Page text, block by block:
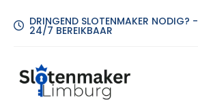
DRINGEND SLOTENMAKER NODIG? -
24/7 BEREIKBAAR